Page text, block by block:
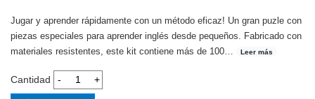
Jugar y aprender rápidamente con un método eficaz! Un gran puzle con
piezas especiales para aprender inglés desde pequeños. Fabricado con
materiales resistentes, este kit contiene más de 100
Leer más
Cantidad